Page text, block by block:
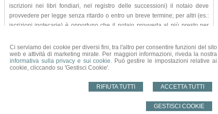
Ci serviamo dei cookie per diversi fini, tra l'altro per consentire funzioni del sito
web e attività di marketing mirate. Per maggiori informazioni, riveda la nostra
informativa sulla privacy e sui cookie. Può gestire le impostazioni relative ai
cookie, cliccando su 'Gestisci Cookie'.
ACCETTA TUTTI
RIFIUTA TUTTI
GESTISCI COOKIE
iscrizioni nei libri fondiari, nel registro delle successioni) il notaio deve
provvedere per legge senza ritardo o entro un breve termine; per altri (es.:
iscrizioni ipotecarie) è opportuno che il notaio provveda al più presto per
tratto dawww.notariato.it
Notaio Chiara Moruzzi - Bologna - Castel Maggiore
© 2026 Copyright Studio Notarile Chiara Moruzzi. Tutti i diritti riservati | P.IVA